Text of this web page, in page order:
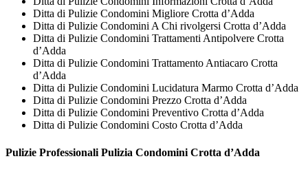
Ditta di Pulizie Condomini Migliore Crotta d’Adda
Ditta di Pulizie Condomini A Chi rivolgersi Crotta d’Adda
Ditta di Pulizie Condomini Trattamenti Antipolvere Crotta
d’Adda
Ditta di Pulizie Condomini Trattamento Antiacaro Crotta
d’Adda
Ditta di Pulizie Condomini Lucidatura Marmo Crotta d’Adda
Ditta di Pulizie Condomini Prezzo Crotta d’Adda
Ditta di Pulizie Condomini Preventivo Crotta d’Adda
Ditta di Pulizie Condomini Costo Crotta d’Adda
Pulizie Professionali Pulizia Condomini Crotta d’Adda